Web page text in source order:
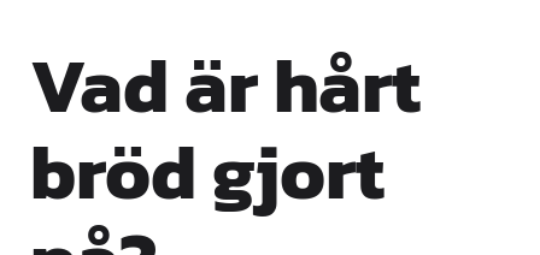
Vad är hårt
bröd gjort